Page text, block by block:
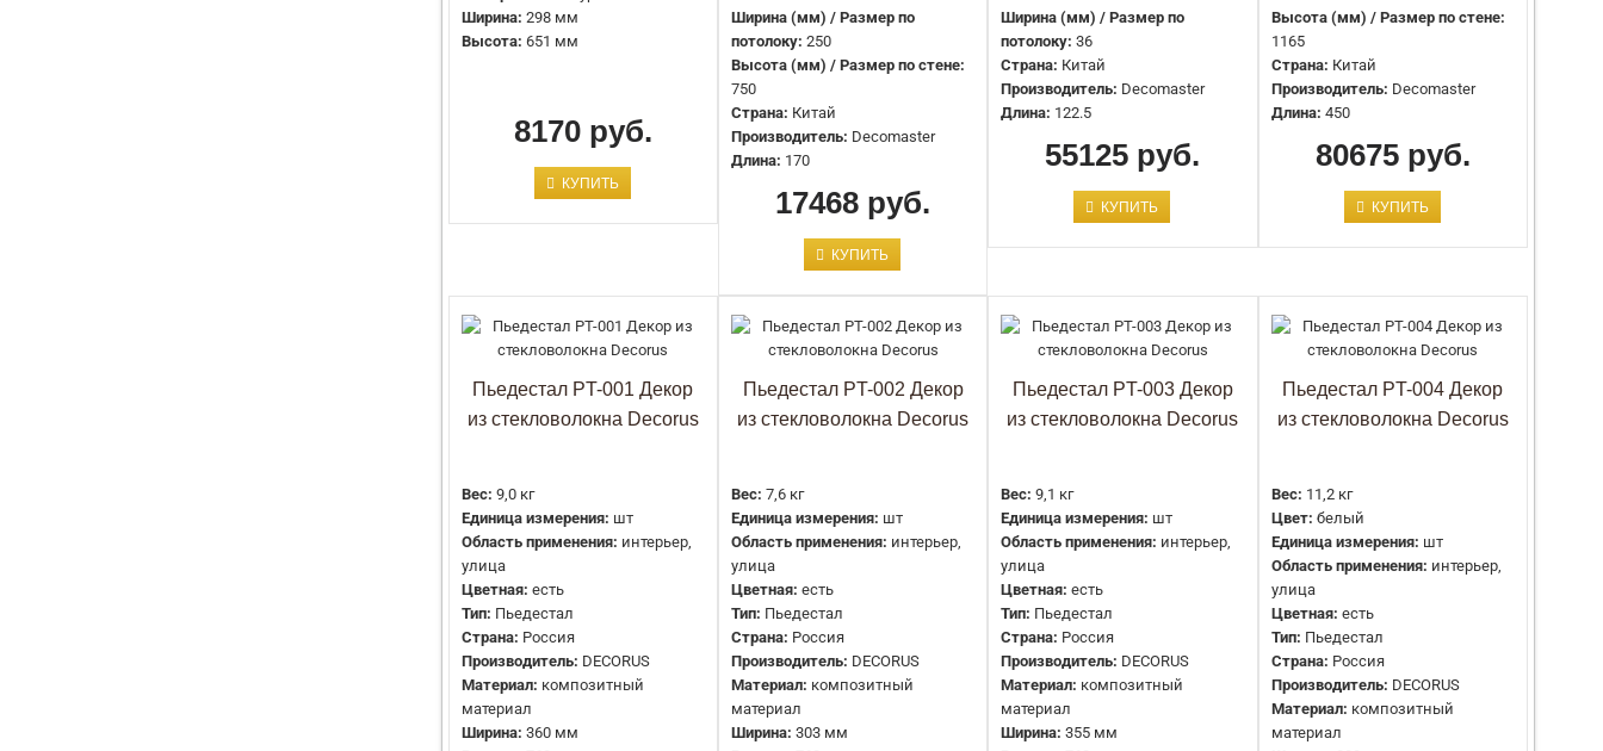
Леди Artpole SBT10
9142 руб.
Под покраску
Производство:
Artpole
410 мм
Размеры, мм:
410x300 мм
Тип товара:
Страна производства:
Россия
Ширина, мм:
Мальчик на шаре Artpole SBT6 Цвет: Под покраску
Артикул:
Высота, мм:
625 мм
Размеры, мм:
625x210 мм
210 мм
Материал:
Пьедестал 1.14.001 Европласт
15471 руб.
Европласт
Материал:
Полиуретан
Ширина:
Ширина: 298 мм
Высота: 651 мм
8170 руб.
КУПИТЬ
Ширина (мм) / Размер по
потолоку: 250
Высота (мм) / Размер по стене:
750
Страна: Китай
Производитель: Decomaster
Длина: 170
17468 руб.
КУПИТЬ
Ширина (мм) / Размер по
потолоку: 36
Страна: Китай
Производитель: Decomaster
Длина: 122.5
55125 руб.
КУПИТЬ
Высота (мм) / Размер по стене:
1165
Страна: Китай
Производитель: Decomaster
Длина: 450
80675 руб.
КУПИТЬ
Пьедестал PT-001 Декор
из стекловолокна Decorus
Вес: 9,0 кг
Единица измерения: шт
Область применения: интерьер,
улица
Цветная: есть
Тип: Пьедестал
Страна: Россия
Производитель: DECORUS
Материал: композитный
материал
Ширина: 360 мм
Пьедестал PT-002 Декор
из стекловолокна Decorus
Вес: 7,6 кг
Единица измерения: шт
Область применения: интерьер,
улица
Цветная: есть
Тип: Пьедестал
Страна: Россия
Производитель: DECORUS
Материал: композитный
материал
Ширина: 303 мм
Пьедестал PT-003 Декор
из стекловолокна Decorus
Вес: 9,1 кг
Единица измерения: шт
Область применения: интерьер,
улица
Цветная: есть
Тип: Пьедестал
Страна: Россия
Производитель: DECORUS
Материал: композитный
материал
Ширина: 355 мм
Пьедестал PT-004 Декор
из стекловолокна Decorus
Вес: 11,2 кг
Цвет: белый
Единица измерения: шт
Область применения: интерьер,
улица
Цветная: есть
Тип: Пьедестал
Страна: Россия
Производитель: DECORUS
Материал: композитный
материал